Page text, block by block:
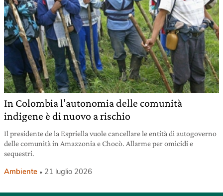
In Colombia l’autonomia delle comunità
indigene è di nuovo a rischio
Il presidente de la Espriella vuole cancellare le entità di autogoverno
delle comunità in Amazzonia e Chocò. Allarme per omicidi e
sequestri.
Ambiente 21 luglio 2026